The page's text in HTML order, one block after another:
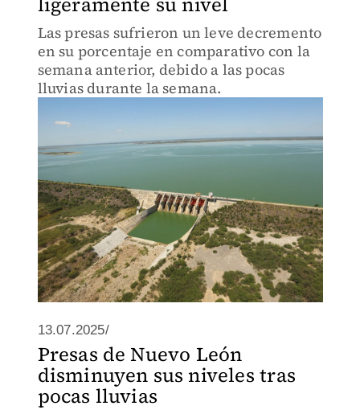
Las presas sufrieron un leve decremento
en su porcentaje en comparativo con la
semana anterior, debido a las pocas
lluvias durante la semana.
13.07.2025/
Presas de Nuevo León
disminuyen sus niveles tras
pocas lluvias